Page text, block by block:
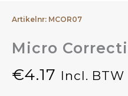
Artikelnr: MCOR07
Micro
€4.17 Incl. BTW